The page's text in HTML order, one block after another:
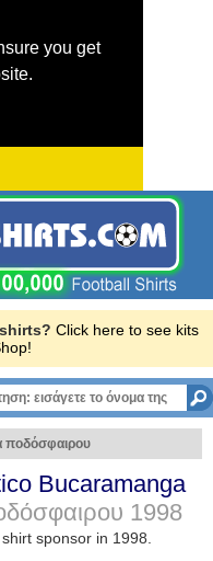
you get
Click here to see kits
ποδόσφαιρου
Bucaramanga
1998
sponsor in 1998.